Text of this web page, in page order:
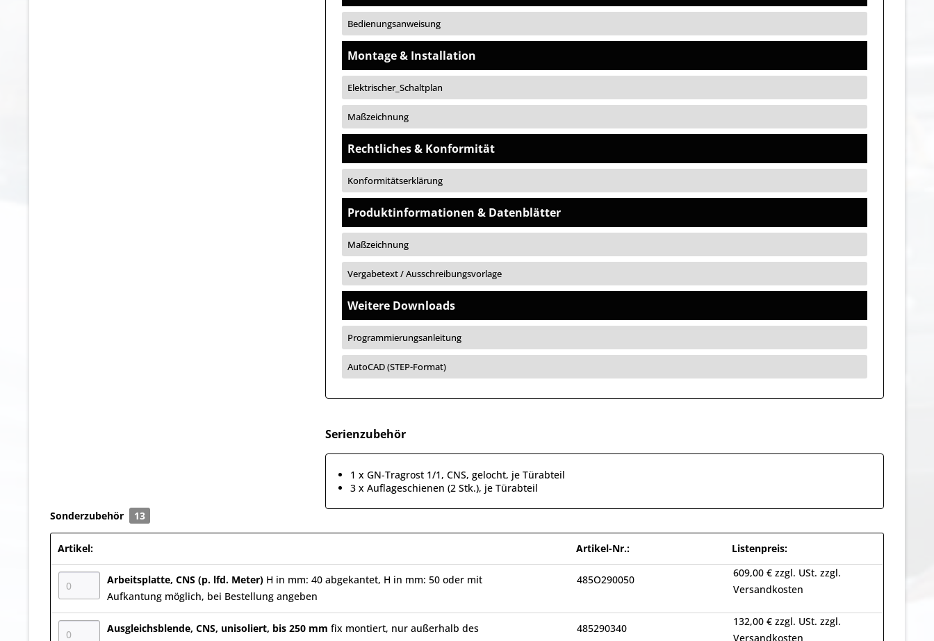
Bedienungsanweisung
Montage & Installation
Elektrischer_Schaltplan
Maßzeichnung
Rechtliches & Konformität
Konformitätserklärung
Produktinformationen & Datenblätter
Maßzeichnung
Vergabetext / Ausschreibungsvorlage
Weitere Downloads
Programmierungsanleitung
AutoCAD (STEP-Format)
Serienzubehör
1 x GN-Tragrost 1/1, CNS, gelocht, je Türabteil
3 x Auflageschienen (2 Stk.), je Türabteil
Sonderzubehör 13
Artikel: Artikel-Nr.: Listenpreis:
Arbeitsplatte, CNS (p. lfd. Meter) H in mm: 40 abgekantet, H in mm: 50 oder mit
Aufkantung möglich, bei Bestellung angeben
485O290050
609,00 € zzgl. USt. zzgl.
Versandkosten
Ausgleichsblende, CNS, unisoliert, bis 250 mm fix montiert, nur außerhalb des
485290340
132,00 € zzgl. USt. zzgl.
Versandkosten